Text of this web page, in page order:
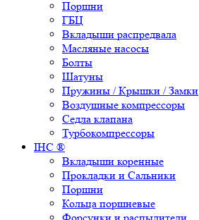
Поршни
ГБЦ
Вкладыши распредвала
Масляные насосы
Болты
Шатуны
Пружины / Крышки / Замки
Воздушные компрессоры
Седла клапана
Турбокомпрессоры
IHC ®
Вкладыши коренные
Прокладки и Сальники
Поршни
Кольца поршневые